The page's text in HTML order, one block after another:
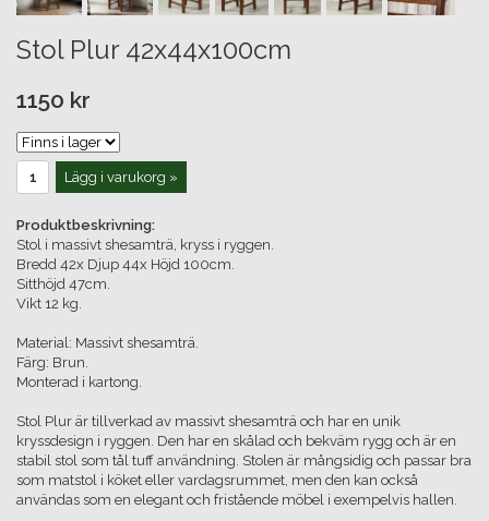
Stol Plur 42x44x100cm
1150 kr
Lägg i varukorg »
Produktbeskrivning:
Stol i massivt shesamträ, kryss i ryggen.
Bredd 42x Djup 44x Höjd 100cm.
Sitthöjd 47cm.
Vikt 12 kg.
Material: Massivt shesamträ.
Färg: Brun.
Monterad i kartong.
Stol Plur är tillverkad av massivt shesamträ och har en unik
kryssdesign i ryggen. Den har en skålad och bekväm rygg och är en
stabil stol som tål tuff användning. Stolen är mångsidig och passar bra
som matstol i köket eller vardagsrummet, men den kan också
användas som en elegant och fristående möbel i exempelvis hallen.